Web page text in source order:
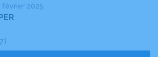
février 2025